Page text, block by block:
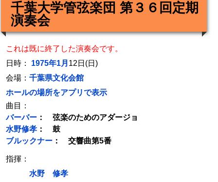
千葉大学管弦楽団 第３６回定期
演奏会
これは既に終了した演奏会です。
日時： 1975年1月 12日(日)
会場： 千葉県文化会館
ホールの場所をアプリで表示
曲目：
バーバー ： 弦楽のためのアダージョ
水野修孝 ： 鼓
ブルックナー ： 交響曲第5番
指揮：
水野 修孝